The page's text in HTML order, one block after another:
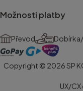
Možnosti platby
Převod
Copyright © 2026 SP
UX/